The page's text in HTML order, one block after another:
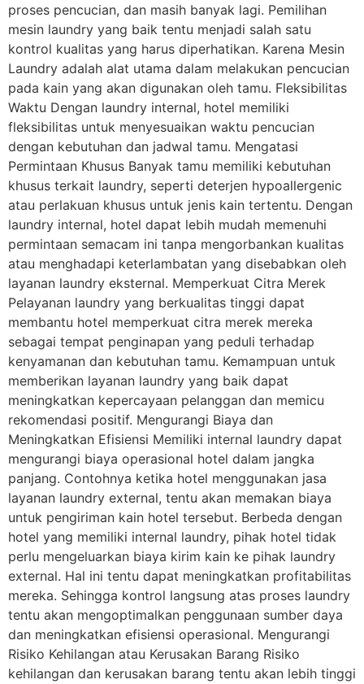
proses pencucian, dan masih banyak lagi. Pemilihan
mesin laundry yang baik tentu menjadi salah satu
kontrol kualitas yang harus diperhatikan. Karena Mesin
Laundry adalah alat utama dalam melakukan pencucian
pada kain yang akan digunakan oleh tamu. Fleksibilitas
Waktu Dengan laundry internal, hotel memiliki
fleksibilitas untuk menyesuaikan waktu pencucian
dengan kebutuhan dan jadwal tamu. Mengatasi
Permintaan Khusus Banyak tamu memiliki kebutuhan
khusus terkait laundry, seperti deterjen hypoallergenic
atau perlakuan khusus untuk jenis kain tertentu. Dengan
laundry internal, hotel dapat lebih mudah memenuhi
permintaan semacam ini tanpa mengorbankan kualitas
atau menghadapi keterlambatan yang disebabkan oleh
layanan laundry eksternal. Memperkuat Citra Merek
Pelayanan laundry yang berkualitas tinggi dapat
membantu hotel memperkuat citra merek mereka
sebagai tempat penginapan yang peduli terhadap
kenyamanan dan kebutuhan tamu. Kemampuan untuk
memberikan layanan laundry yang baik dapat
meningkatkan kepercayaan pelanggan dan memicu
rekomendasi positif. Mengurangi Biaya dan
Meningkatkan Efisiensi Memiliki internal laundry dapat
mengurangi biaya operasional hotel dalam jangka
panjang. Contohnya ketika hotel menggunakan jasa
layanan laundry external, tentu akan memakan biaya
untuk pengiriman kain hotel tersebut. Berbeda dengan
hotel yang memiliki internal laundry, pihak hotel tidak
perlu mengeluarkan biaya kirim kain ke pihak laundry
external. Hal ini tentu dapat meningkatkan profitabilitas
mereka. Sehingga kontrol langsung atas proses laundry
tentu akan mengoptimalkan penggunaan sumber daya
dan meningkatkan efisiensi operasional. Mengurangi
Risiko Kehilangan atau Kerusakan Barang Risiko
kehilangan dan kerusakan barang tentu akan lebih tinggi